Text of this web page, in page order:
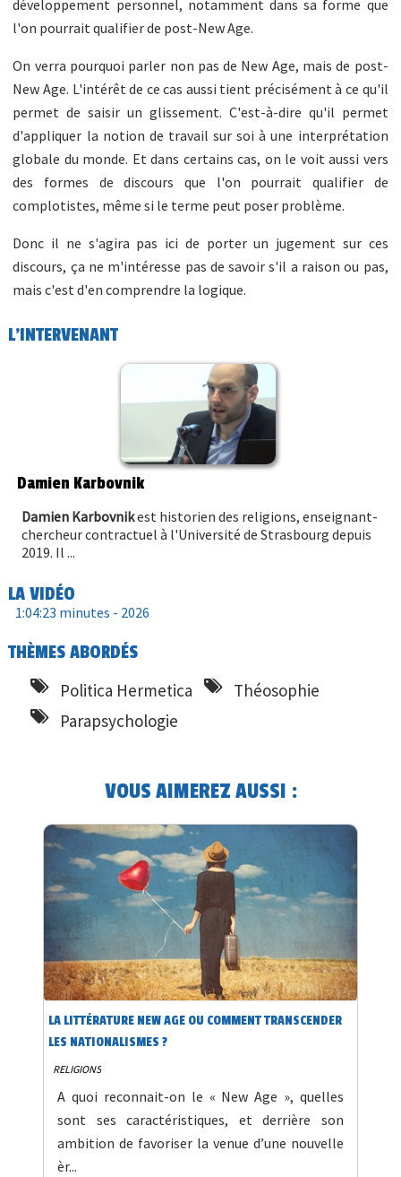
développement personnel, notamment dans sa forme que
l'on pourrait qualifier de post-New Age.
On verra pourquoi parler non pas de New Age, mais de post-
New Age. L'intérêt de ce cas aussi tient précisément à ce qu'il
permet de saisir un glissement. C'est-à-dire qu'il permet
d'appliquer la notion de travail sur soi à une interprétation
globale du monde. Et dans certains cas, on le voit aussi vers
des formes de discours que l'on pourrait qualifier de
complotistes, même si le terme peut poser problème.
Donc il ne s'agira pas ici de porter un jugement sur ces
discours, ça ne m'intéresse pas de savoir s'il a raison ou pas,
mais c'est d'en comprendre la logique.
L'INTERVENANT
Damien Karbovnik
Damien Karbovnikest historien des religions, enseignant-
chercheur contractuel à l'Université de Strasbourg depuis
2019. Il ...
LA VIDÉO
1:04:23 minutes - 2026
THÈMES ABORDÉS
Politica Hermetica
Théosophie
Parapsychologie
VOUS AIMEREZ AUSSI :
LA LITTÉRATURE NEW AGE OU COMMENT TRANSCENDER
LES NATIONALISMES ?
RELIGIONS
A quoi reconnait-on le « New Age », quelles
sont ses caractéristiques, et derrière son
ambition de favoriser la venue d’une nouvelle
èr...